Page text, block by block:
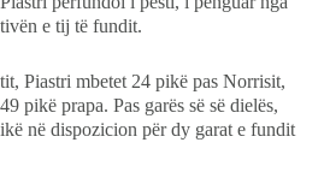
e tij të fundit.
Piastri mbetet 24 pikë pas Norrisit,
pikë prapa. Pas garës së së dielës,
në dispozicion për dy garat e fundit